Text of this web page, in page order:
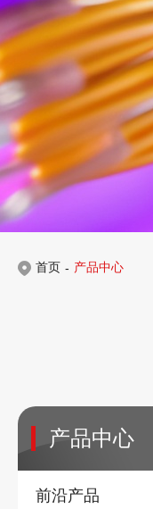
首页 - 产品中心
产品中心
前沿产品